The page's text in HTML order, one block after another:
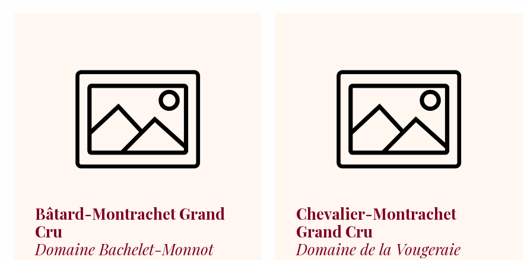
Bâtard-Montrachet Grand
Cru
Domaine Bachelet-Monnot
Chevalier-Montrachet
Grand Cru
Domaine de la Vougeraie